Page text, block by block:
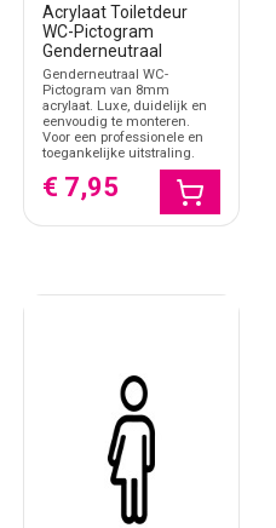
Acrylaat Toiletdeur
WC-Pictogram
Genderneutraal
Genderneutraal WC-
Pictogram van 8mm
acrylaat. Luxe, duidelijk en
eenvoudig te monteren.
Voor een professionele en
toegankelijke uitstraling.
€ 7,95